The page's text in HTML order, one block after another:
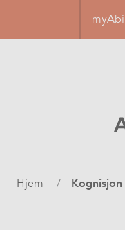
hovedinnhold
Hjem